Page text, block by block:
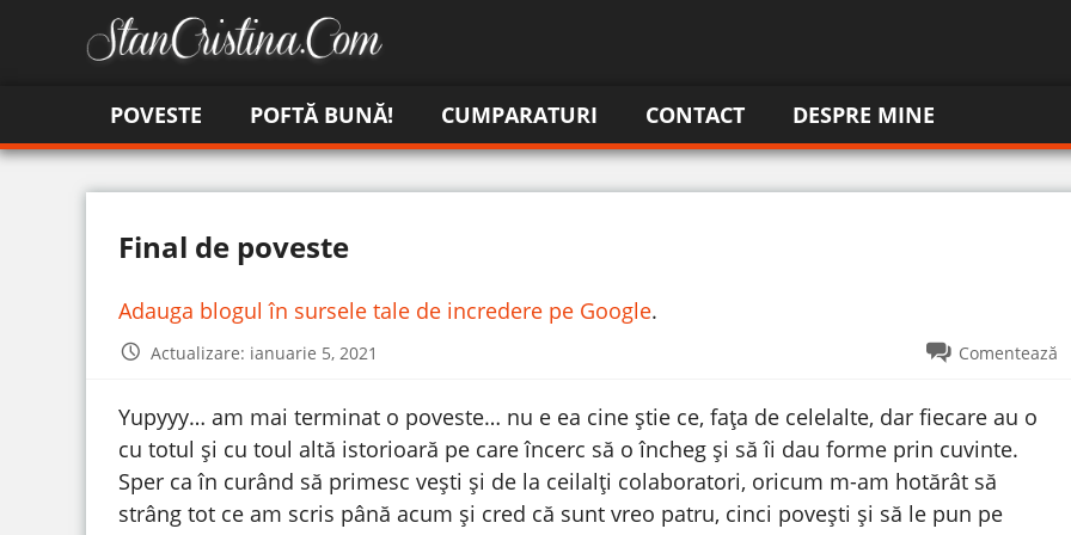
POVESTE POFTĂ BUNĂ! CUMPARATURI CONTACT DESPRE MINE
Final de poveste
Adauga blogul în sursele tale de incredere pe Google.
Actualizare: ianuarie 5, 2021 Comentează
Yupyyy… am mai terminat o poveste… nu e ea cine știe ce, fața de celelalte, dar fiecare au o
cu totul și cu toul altă istorioară pe care încerc să o încheg și să îi dau forme prin cuvinte.
Sper ca în curând să primesc vești și de la ceilalți colaboratori, oricum m-am hotărât să
strâng tot ce am scris până acum și cred că sunt vreo patru, cinci povești și să le pun pe